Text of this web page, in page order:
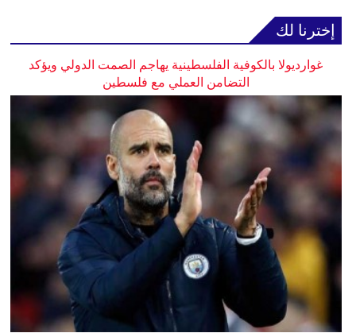
إخترنا لك
غوارديولا بالكوفية الفلسطينية يهاجم الصمت الدولي ويؤكد
التضامن العملي مع فلسطين